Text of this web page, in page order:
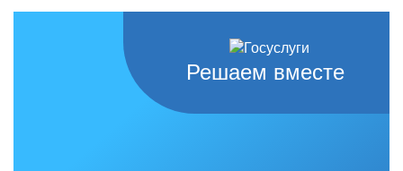
Решаем вместе